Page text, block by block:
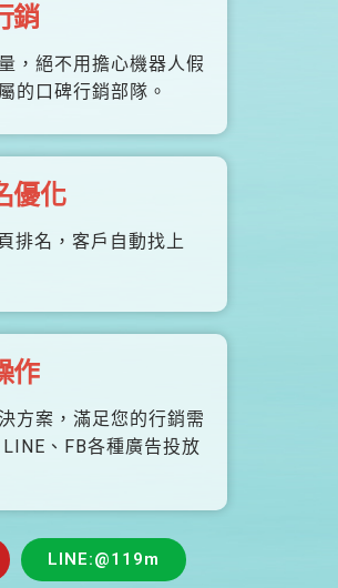
銷
，絕不用擔心機器人假
的口碑行銷部隊。
優化
排名，客戶自動找上
作
方案，滿足您的行銷需
、FB各種廣告投放
LINE:@119m